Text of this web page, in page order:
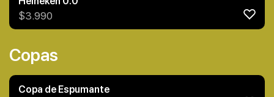
$3.990
Copas
Copa de Espumante